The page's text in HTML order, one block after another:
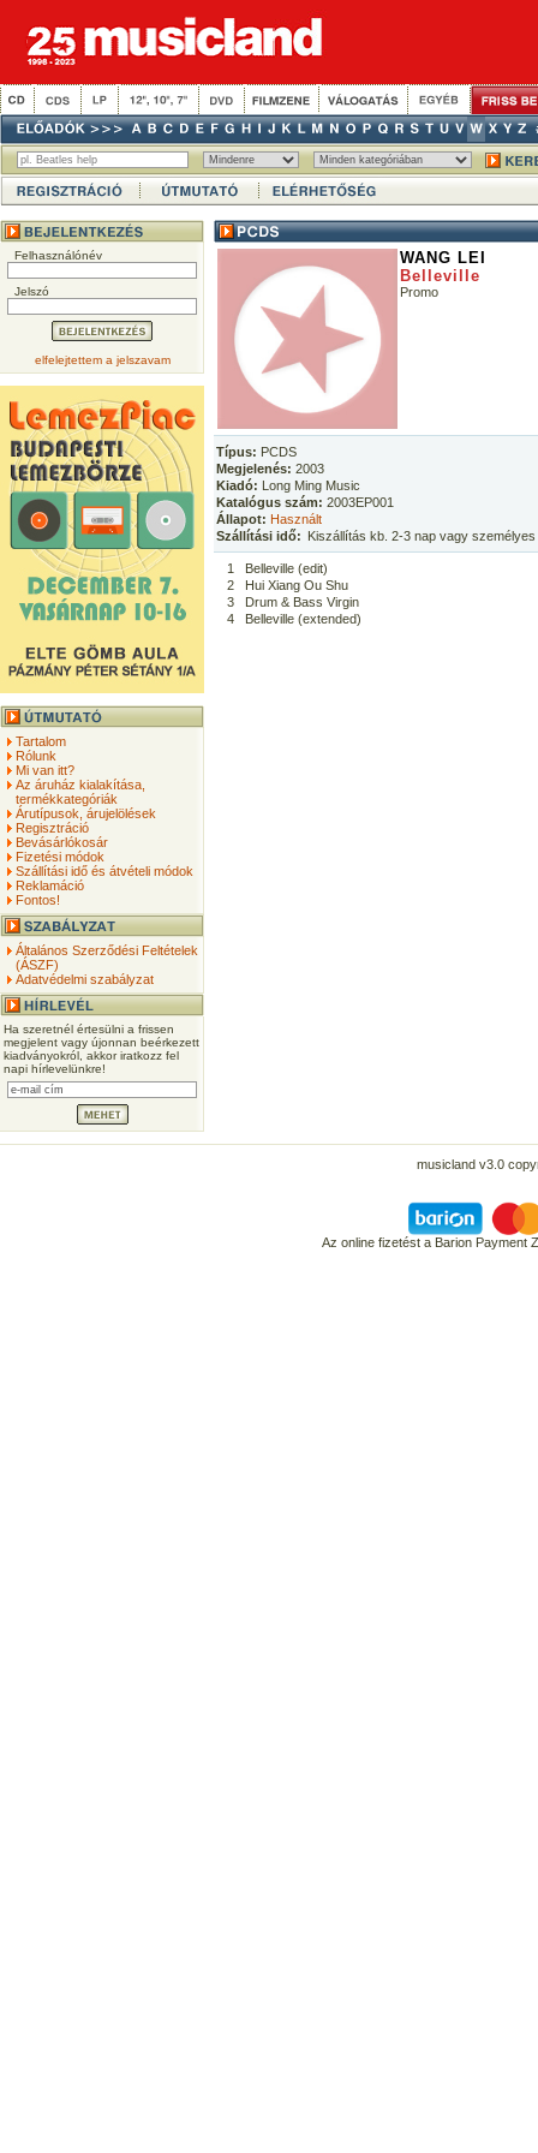
Felhasználónév
Jelszó
elfelejtettem a jelszavam
Tartalom
Rólunk
Mi van itt?
Az áruház kialakítása,
termékkategóriák
Árutípusok, árujelölések
Regisztráció
Bevásárlókosár
Fizetési módok
Szállítási idő és átvételi módok
Reklamáció
Fontos!
Általános Szerződési Feltételek
(ÁSZF)
Adatvédelmi szabályzat
Ha szeretnél értesülni a frissen
megjelent vagy újonnan beérkezett
kiadványokról, akkor iratkozz fel
napi hírlevelünkre!
WANG LEI
Belleville
Promo
Típus: PCDS
Megjelenés: 2003
Kiadó: Long Ming Music
Katalógus szám: 2003EP001
Állapot: Használt
Szállítási idő: Kiszállítás kb. 2-3 nap vagy
1
Belleville (edit)
2
Hui Xiang Ou Shu
3
Drum & Bass Virgin
4
Belleville (extended)
musicland v3.0
Az online fizetést a Barion Payment